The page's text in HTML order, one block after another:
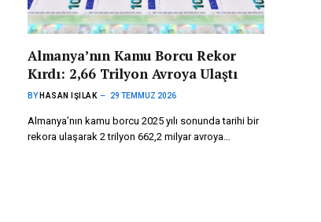
Almanya’nın Kamu Borcu Rekor
Kırdı: 2,66 Trilyon Avroya Ulaştı
BY HASAN IŞILAK 29 TEMMUZ 2026
Almanya’nın kamu borcu 2025 yılı sonunda tarihi bir
rekora ulaşarak 2 trilyon 662,2 milyar avroya…